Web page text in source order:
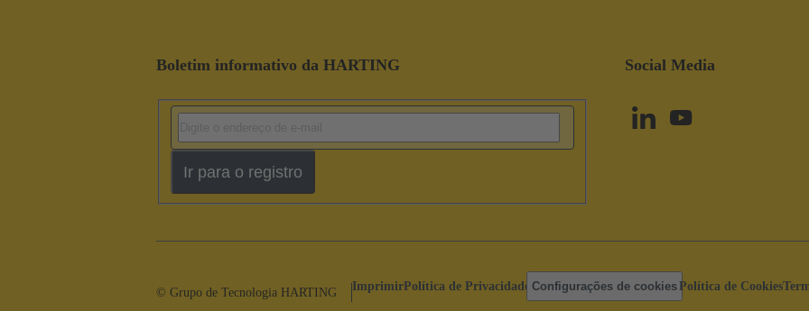
Boletim informativo da HARTING
Ir para o registro
Social Media
© Grupo de Tecnologia HARTING ImprimirPolítica de Privacidade Configurações de cookiesPolítica de Cookies